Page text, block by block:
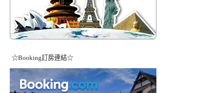
☆Booking訂房連結☆